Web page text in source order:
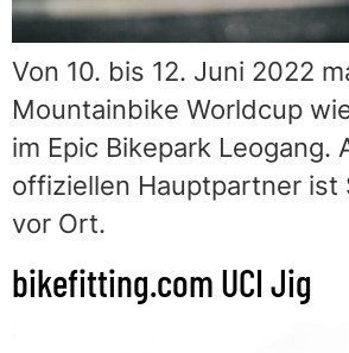
Von 10. bis 12. Juni 2022
Mountainbike Worldcup
im Epic Bikepark Leogang.
offiziellen Hauptpartner ist
vor Ort.
bikefitting.com UCI Jig